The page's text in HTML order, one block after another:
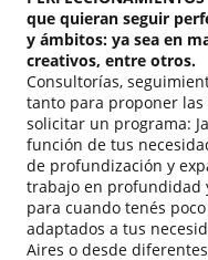
que quieran seguir
y ámbitos: ya sea en
creativos, entre otros.
Consultorías,
tanto para proponer
solicitar un programa:
función de tus
de profundización y
trabajo en profundidad
para cuando tenés
adaptados a tus
Aires o desde